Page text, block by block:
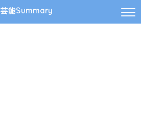
芸能Summary